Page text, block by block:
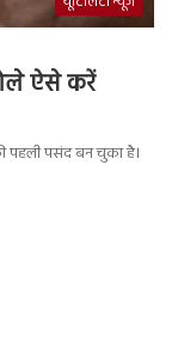
ऐसे करें
पहली पसंद बन चुका है।